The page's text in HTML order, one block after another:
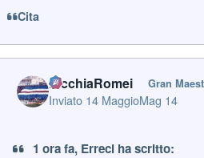
Cita
PicchiaRomei Gran
Inviato 14 MaggioMag 14
1 ora fa, Erreci ha scritto: